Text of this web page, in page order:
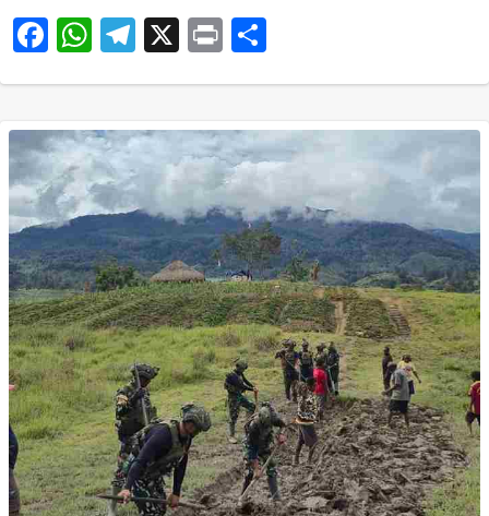
Facebook
WhatsApp
Telegram
X Print